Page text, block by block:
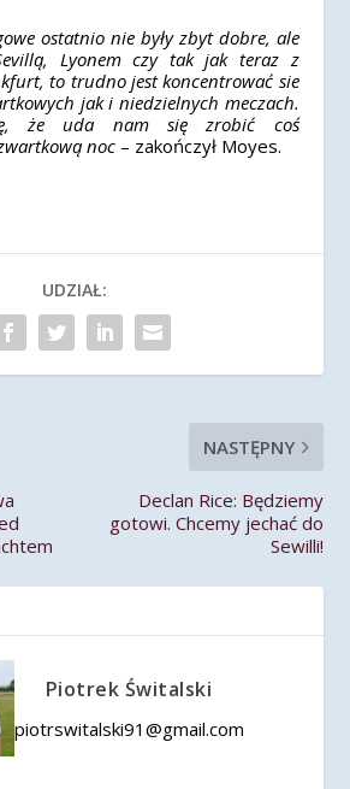
ostatnio nie były zbyt dobre, ale
Lyonem czy tak jak teraz z
to trudno jest koncentrować sie
jak i niedzielnych meczach.
że uda nam się zrobić coś
noc – zakończył Moyes.
UDZIAŁ:
NASTĘPNY
Declan Rice: Będziemy
gotowi. Chcemy jechać do
Sewilli!
Piotrek Świtalski
piotrswitalski91@gmail.com